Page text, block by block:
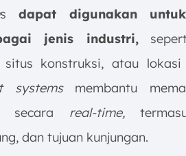
sdapat digunakan
jenis industri,
konstruksi, atau lokasi
systemsmembantu
secara real-time,
dan tujuan kunjungan.